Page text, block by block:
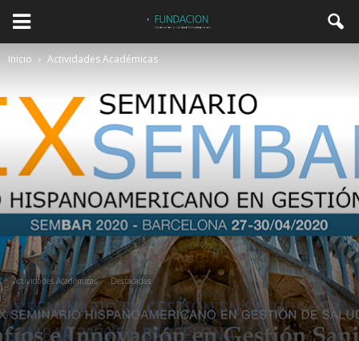
Inicio Actividades Académicas
Actividades Académicas Destacadas
IX SEMINARIO EN GESTIÓN EN SALUD –
SEMBAR 2020 EN BARCELONA